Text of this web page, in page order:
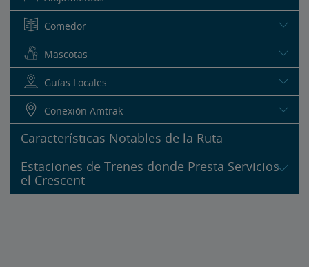
Comedor
Mascotas
Guías Locales
Conexión Amtrak
Características Notables de la Ruta
Estaciones de Trenes donde Presta Servicios
el Crescent